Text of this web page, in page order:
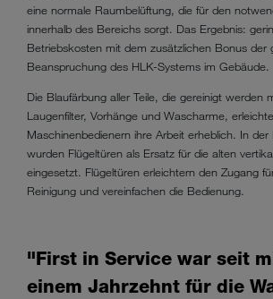
eine normale Raumbelüftung, die für den
innerhalb des Bereichs sorgt. Das Ergebnis:
Betriebskosten mit dem zusätzlichen Bonus der
Beanspruchung des HLK-Systems im Gebäude.
Die Blaufärbung aller Teile, die gereinigt werden
Laugenfilter, Vorhänge und Wascharme,
Maschinenbedienern ihre Arbeit erheblich. In der
wurden Flügeltüren als Ersatz für die alten
eingesetzt. Flügeltüren erleichtern den Zugang
Reinigung und vereinfachen die Bedienung.
"First in Service war seit
einem Jahrzehnt für die